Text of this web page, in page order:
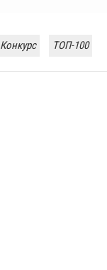
Конкурс ТОП-100